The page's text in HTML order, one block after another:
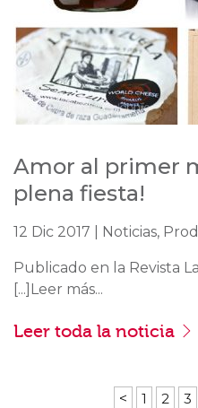
Amor al primer
plena fiesta!
12 Dic 2017 | Noticias,
Publicado en la Revista
[...]Leer más...
Leer toda la noticia
< 1 2 3